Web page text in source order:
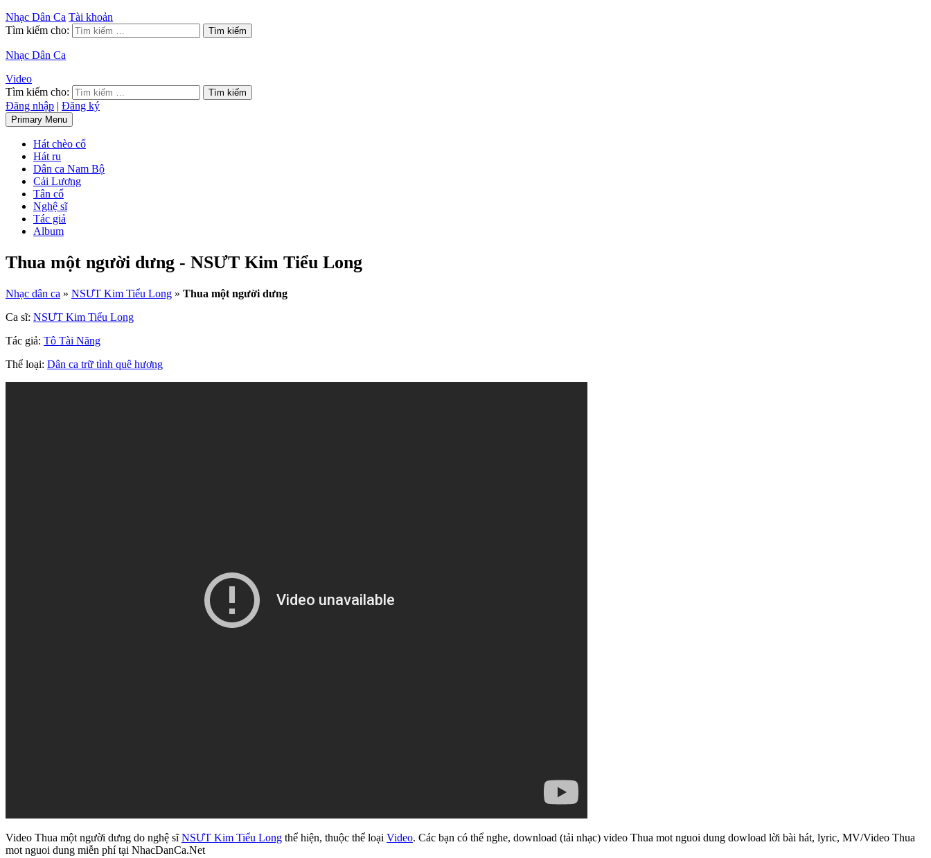
Nhạc Dân Ca Tài khoản
Tìm kiếm cho:
Nhạc Dân Ca
Video
Tìm kiếm cho:
Đăng nhập | Đăng ký
Primary Menu
Hát chèo cổ
Hát ru
Dân ca Nam Bộ
Cải Lương
Tân cổ
Nghệ sĩ
Tác giả
Album
Thua một người dưng - NSƯT Kim Tiểu Long
Nhạc dân ca » NSƯT Kim Tiểu Long » Thua một người dưng
Ca sĩ: NSƯT Kim Tiểu Long
Tác giả: Tô Tài Năng
Thể loại: Dân ca trữ tình quê hương
Video Thua một người dưng do nghệ sĩNSƯT Kim Tiểu Long thể hiện, thuộc thể loại Video. Các bạn có thể nghe, download (tải nhạc) video Thua mot nguoi dung dowload lời bài hát, lyric, MV/Video Thua
mot nguoi dung miễn phí tại NhacDanCa.Net